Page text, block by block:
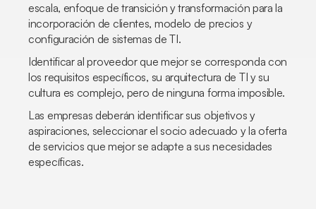
escala, enfoque de transición y transformación para la
incorporación de clientes, modelo de precios y
configuración de sistemas de TI.
Identificar al proveedor que mejor se corresponda con
los requisitos específicos, su arquitectura de TI y su
cultura es complejo, pero de ninguna forma imposible.
Las empresas deberán identificar sus objetivos y
aspiraciones, seleccionar el socio adecuado y la oferta
de servicios que mejor se adapte a sus necesidades
específicas.